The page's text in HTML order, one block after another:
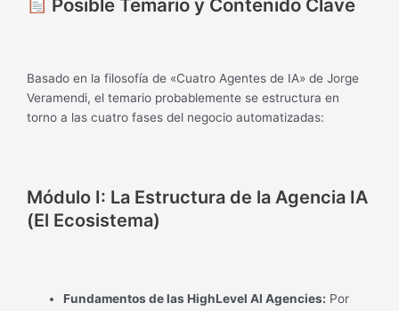
Posible Temario y Contenido Clave
Basado en la filosofía de «Cuatro Agentes de IA» de Jorge
Veramendi, el temario probablemente se estructura en
torno a las cuatro fases del negocio automatizadas:
Módulo I: La Estructura de la Agencia IA
(El Ecosistema)
Fundamentos de las HighLevel AI Agencies: Por